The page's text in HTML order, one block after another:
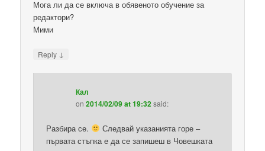
Мога ли да се включа в обявеното обучение за
редактори?
Мими
Reply ↓
Кал
on2014/02/09 at 19:32 said:
Разбира се.
Следвай указанията горе –
първата стъпка е да се запишеш в Човешката